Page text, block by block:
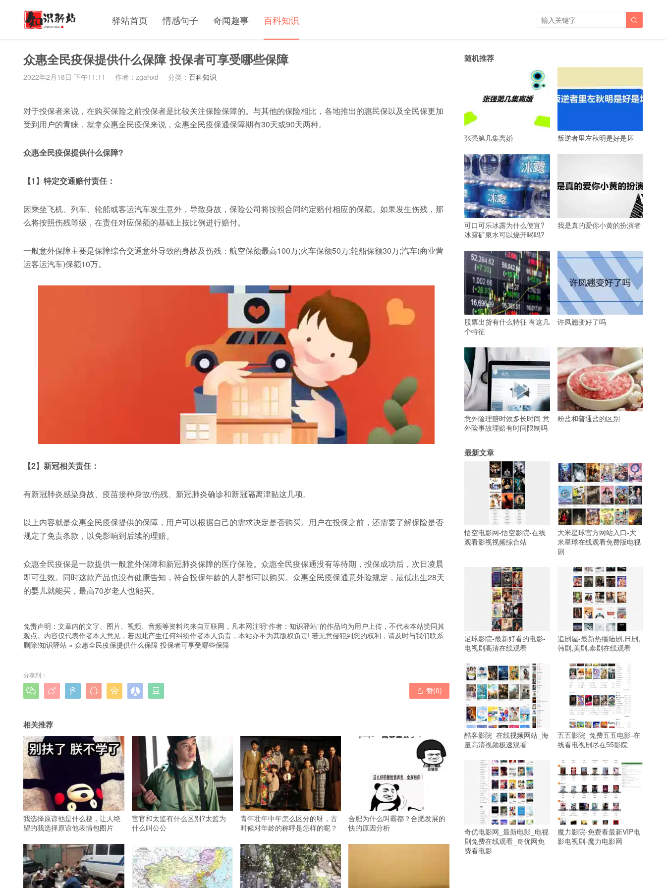
驿站首页 情感句子 奇闻趣事 百科知识 
众惠全民疫保提供什么保障 投保者可享受哪些保障
2022年2月18日 下午11:11 作者：zgahxd 分类： 百科知识
对于投保者来说，在购买保险之前投保者是比较关注保险保障的。与其他的保险相比，各地推出的惠民保以及全民保更加
受到用户的青睐，就拿众惠全民疫保来说，众惠全民疫保通保障期有30天或90天两种。
众惠全民疫保提供什么保障?
【1】特定交通赔付责任：
因乘坐飞机、列车、轮船或客运汽车发生意外，导致身故，保险公司将按照合同约定赔付相应的保额。如果发生伤残，那
么将按照伤残等级，在责任对应保额的基础上按比例进行赔付。
一般意外保障主要是保障综合交通意外导致的身故及伤残：航空保额最高100万;火车保额50万;轮船保额30万;汽车(商业营
运客运汽车)保额10万。
【2】新冠相关责任：
有新冠肺炎感染身故、疫苗接种身故/伤残、新冠肺炎确诊和新冠隔离津贴这几项。
以上内容就是众惠全民疫保提供的保障，用户可以根据自己的需求决定是否购买。用户在投保之前，还需要了解保险是否
规定了免责条款，以免影响到后续的理赔。
众惠全民疫保是一款提供一般意外保障和新冠肺炎保障的医疗保险。众惠全民疫保通没有等待期，投保成功后，次日凌晨
即可生效。同时这款产品也没有健康告知，符合投保年龄的人群都可以购买。众惠全民疫保通意外险规定，最低出生28天
的婴儿就能买，最高70岁老人也能买。
免责声明：文章内的文字、图片、视频、音频等资料均来自互联网，凡本网注明“作者：知识驿站”的作品均为用户上传，不代表本站赞同其
观点。内容仅代表作者本人意见，若因此产生任何纠纷作者本人负责，本站亦不为其版权负责! 若无意侵犯到您的权利，请及时与我们联系
删除!知识驿站 » 众惠全民疫保提供什么保障 投保者可享受哪些保障
分享到：
        赞(0)
相关推荐
我选择原谅他是什么梗，让人绝
望的我选择原谅他表情包图片
宦官和太监有什么区别?太监为
什么叫公公
青年壮年中年怎么区分的呀，古
时候对年龄的称呼是怎样的呢？
合肥为什么叫霸都？合肥发展的
快的原因分析
随机推荐
张强第几集离婚 叛逆者里左秋明是好是坏
可口可乐冰露为什么便宜?
冰露矿泉水可以烧开喝吗?
我是真的爱你小黄的扮演者
股票出货有什么特征 有这几
个特征
许凤翘变好了吗
意外险理赔时效多长时间 意
外险事故理赔有时间限制吗
粉盐和普通盐的区别
最新文章
悟空电影网-悟空影院-在线
观看影视视频综合站
大米星球官方网站入口-大
米星球在线观看免费版电视
剧
足球影院-最新好看的电影-
电视剧高清在线观看
追剧屋-最新热播陆剧,日剧,
韩剧,美剧,泰剧在线观看
酷客影院_在线视频网站_海
量高清视频极速观看
五五影院_免费五五电影-在
线看电视剧尽在55影院
奇优电影网_最新电影_电视
剧免费在线观看_奇优网免
费看电影
魔力影院-免费看最新VIP电
影电视剧-魔力电影网